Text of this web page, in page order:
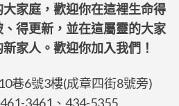
家庭，歡迎你在這裡生命得
得更新，並在這屬靈的大家
家人。歡迎你加入我們！
巷6號3樓(成章四街8號旁)
3461、434-5355